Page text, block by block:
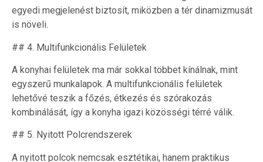
egyedi megjelenést biztosít, miközben a tér dinamizmusát
is növeli.
## 4. Multifunkcionális Felületek
A konyhai felületek ma már sokkal többet kínálnak, mint
egyszerű munkalapok. A multifunkcionális felületek
lehetővé teszik a főzés, étkezés és szórakozás
kombinálását, így a konyha igazi közösségi térré válik.
## 5. Nyitott Polcrendszerek
A nyitott polcok nemcsak esztétikai, hanem praktikus